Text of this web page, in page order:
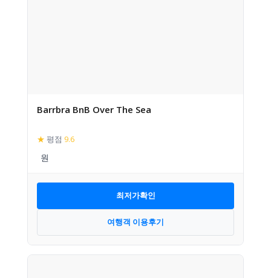
Barrbra BnB Over The Sea
★ 평점 9.6
최저가확인
여행객 이용후기